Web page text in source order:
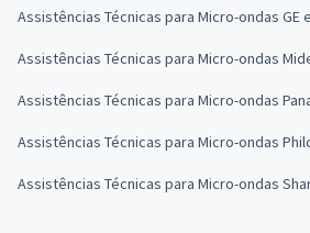
Assistências Técnicas para Micro-ondas GE
Assistências Técnicas para Micro-ondas
Assistências Técnicas para Micro-ondas
Assistências Técnicas para Micro-ondas
Assistências Técnicas para Micro-ondas